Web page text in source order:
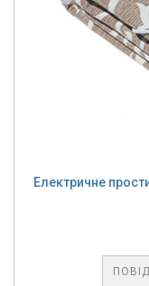
Електричне